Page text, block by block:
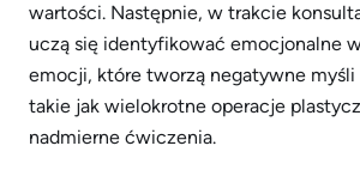
wartości. Następnie, w trakcie
uczą się identyfikować emocjonalne
emocji, które tworzą negatywne myśli
takie jak wielokrotne operacje
nadmierne ćwiczenia.